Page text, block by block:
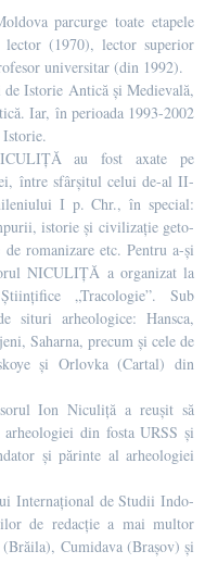
parcurge toate etapele
lector (1970), lector superior
universitar (din 1992).
Istorie Antică și Medievală,
Iar, în perioada 1993-2002
au fost axate pe
între sfârşitul celui de-al II-
I p. Chr., în special:
istorie şi civilizaţie geto-
romanizare etc. Pentru a-şi
NICULIȚĂ a organizat la
„Tracologie”. Sub
situri arheologice: Hansca,
Saharna, precum şi cele de
şi Orlovka (Cartal) din
Ion Niculiță a reușit să
din fosta URSS și
și părinte al arheologiei
Internaţional de Studii Indo-
de redacţie a mai multor
Cumidava (Braşov) şi